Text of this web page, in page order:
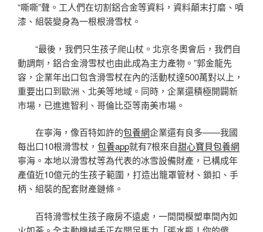
“嘶嘶”聲。工人們在切割鋁合金等資料，資料顛末打磨、噴
漆、組裝變身為一根根滑雪杖。
“最後，我們只生孩子爬山杖。北京冬奧會后，我們自
動調劑，鋁合金滑雪杖也由此成為主力產物。”郭金龍先
容，企業年出口包含滑雪杖在內的活動杖達500萬對以上，
重要出口到歐洲、北美等地域。同時，企業還積極開闢新
市場，已進進智利、哥倫比亞等南美市場。
在寧海，像百特如許的包養網企業還有良多——我國
每出口10根滑雪杖， 包養app就有7根來自甜心寶貝包養網
寧海。本地以滑雪杖等為代表的冰雪設備財產，已構成年
產值近10億元的生孩子範圍，打造出籠罩管材、鎖扣、手
柄、組裝的配套財產鏈條。
百特滑雪杖生孩子廠房不遠處，一間間模塑車間內如